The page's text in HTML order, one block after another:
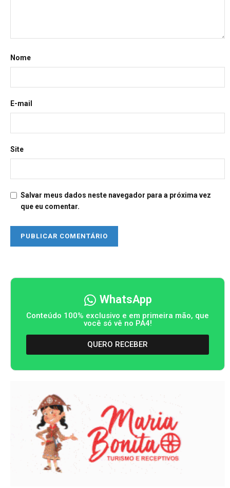
Nome
E-mail
Site
Salvar meus dados neste navegador para a próxima vez
que eu comentar.
WhatsApp
Conteúdo 100% exclusivo e em primeira mão, que
você só vê no PA4!
QUERO RECEBER